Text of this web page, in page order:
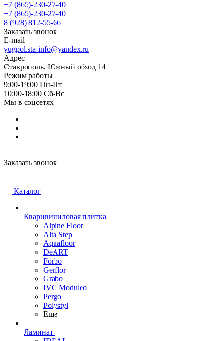
+7 (865)-230-27-40
+7 (865)-230-27-40
8 (928) 812-55-66
Заказать звонок
E-mail
yugpol.sta-info@yandex.ru
Адрес
Ставрополь, Южный обход 14
Режим работы
9:00-19:00 Пн-Пт
10:00-18:00 Cб-Вс
Мы в соцсетях
Заказать звонок
Каталог
Кварцвиниловая плитка
Alpine Floor
Alta Step
Aquafloor
DeART
Forbo
Gerflor
Grabo
IVC Moduleo
Pergo
Polystyl
Еще
Ламинат